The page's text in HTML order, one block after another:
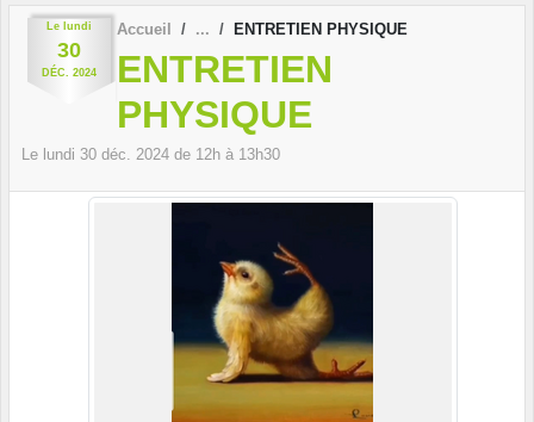
Le lundi
30
DÉC. 2024
Accueil ENTRETIEN PHYSIQUE
ENTRETIEN
PHYSIQUE
Le lundi 30 déc. 2024 de 12h à 13h30